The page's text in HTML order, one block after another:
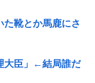
た靴とか馬鹿にさ
大臣」←結局誰だ